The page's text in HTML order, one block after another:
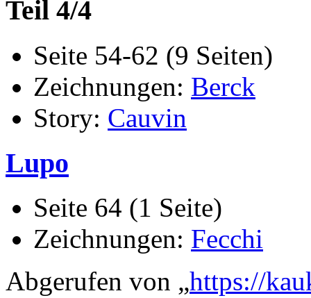
Teil 4/4
Seite 54-62 (9 Seiten)
Zeichnungen: Berck
Story: Cauvin
Lupo
Seite 64 (1 Seite)
Zeichnungen: Fecchi
Abgerufen von „https://